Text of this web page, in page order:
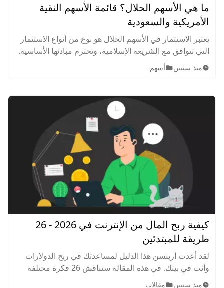
ما هي الأسهم الحلال؟ قائمة الأسهم النقية
الأمريكية والسعودية
يعتبر الاستثمار في الأسهم الحلال هو نوع من أنواع الاستثمار
التي تتوافق مع الشريعة الإسلامية، وتحترم مبادئها الأساسية.
تعرف على قائمة الأسهم النقية الأمريكية والسعودية.
منذ سنتين أسهم
كيفية ربح المال من الإنترنت في 2026 - 26
طريقة للمبتدئين
لقد أعدت أرينسن هذا الدليل لمساعدتك في ربح الدولارات
وأنت في بيتك. في هذه المقالة سنناقش 26 فكرة مختلفة
لربح المال من الإنترنت وأنت في بيتك.
منذ سنتين مقالات